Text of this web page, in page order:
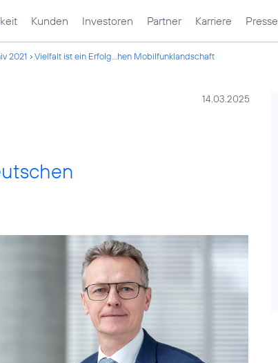
Kunden Investoren Partner Karriere Presse
2021 Vielfalt ist ein Erfolg...hen Mobilfunklandschaft
14.03.2025